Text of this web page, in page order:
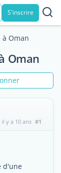
S'inscrire
Oman
Oman
il y a 10 ans #1
d'une